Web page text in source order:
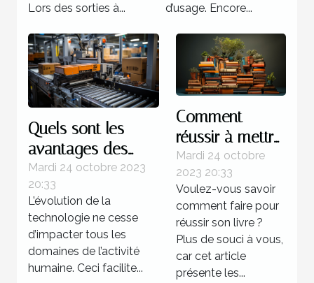
Lors des sorties à...
d’usage. Encore...
Quels sont les
avantages des
systèmes
d’automatisations ?
Mardi 24 octobre 2023
20:33
L’évolution de la
technologie ne cesse
d’impacter tous les
domaines de l’activité
humaine. Ceci facilite...
Comment
réussir à mettre
au point un
livre ?
Mardi 24 octobre
2023 20:33
Voulez-vous savoir
comment faire pour
réussir son livre ?
Plus de souci à vous,
car cet article
présente les...